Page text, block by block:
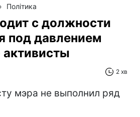
Політика
с должности
под давлением
2 хв
мэра не выполнил ряд